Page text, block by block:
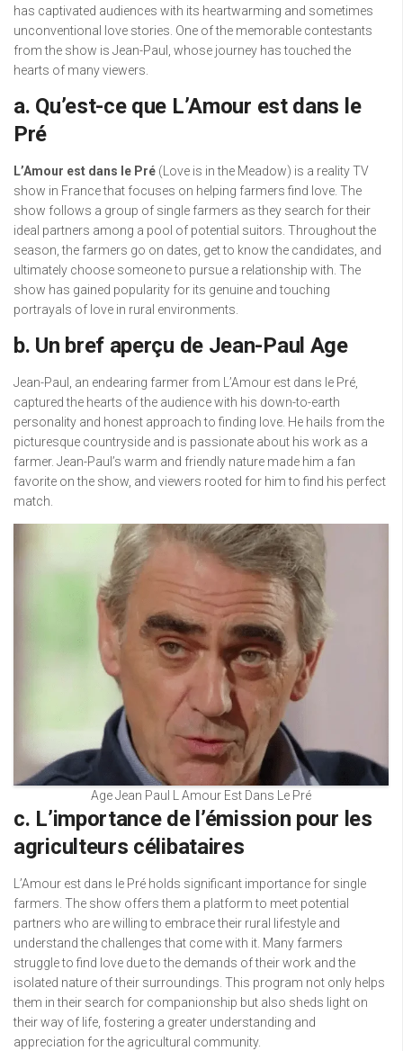
has captivated audiences with its heartwarming and sometimes
unconventional love stories. One of the memorable contestants
from the show is Jean-Paul, whose journey has touched the
hearts of many viewers.
a. Qu’est-ce que L’Amour est dans le
Pré
L’Amour est dans le Pré (Love is in the Meadow) is a reality TV
show in France that focuses on helping farmers find love. The
show follows a group of single farmers as they search for their
ideal partners among a pool of potential suitors. Throughout the
season, the farmers go on dates, get to know the candidates, and
ultimately choose someone to pursue a relationship with. The
show has gained popularity for its genuine and touching
portrayals of love in rural environments.
b. Un bref aperçu de Jean-Paul Age
Jean-Paul, an endearing farmer from L’Amour est dans le Pré,
captured the hearts of the audience with his down-to-earth
personality and honest approach to finding love. He hails from the
picturesque countryside and is passionate about his work as a
farmer. Jean-Paul’s warm and friendly nature made him a fan
favorite on the show, and viewers rooted for him to find his perfect
match.
Age Jean Paul L Amour Est Dans Le Pré
c. L’importance de l’émission pour les
agriculteurs célibataires
L’Amour est dans le Pré holds significant importance for single
farmers. The show offers them a platform to meet potential
partners who are willing to embrace their rural lifestyle and
understand the challenges that come with it. Many farmers
struggle to find love due to the demands of their work and the
isolated nature of their surroundings. This program not only helps
them in their search for companionship but also sheds light on
their way of life, fostering a greater understanding and
appreciation for the agricultural community.